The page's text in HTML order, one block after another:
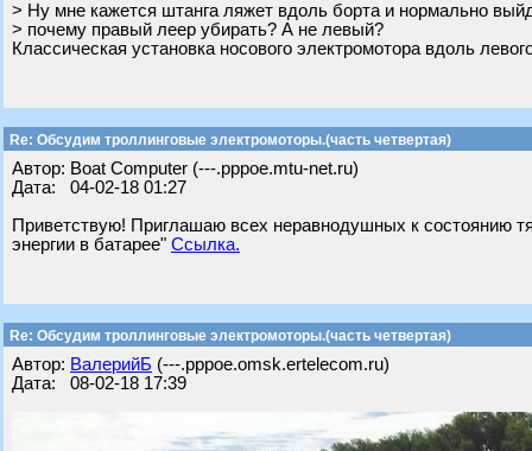
> Ну мне кажется штанга ляжет вдоль борта и нормально
> почему правый леер убирать? А не левый?
Классическая установка носового электромотора вдоль
Re: Обсудим троллинговые электромоторы.(часть четвертая)
Автор: Boat Computer (---.pppoe.mtu-net.ru)
Дата: 04-02-18 01:27
Приветствую! Приглашаю всех неравнодушных к состоянию
энергии в батарее" Ссылка.
Re: Обсудим троллинговые электромоторы.(часть четвертая)
Автор: ВалерийБ (---.pppoe.omsk.ertelecom.ru)
Дата: 08-02-18 17:39